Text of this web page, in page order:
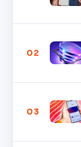
02
03